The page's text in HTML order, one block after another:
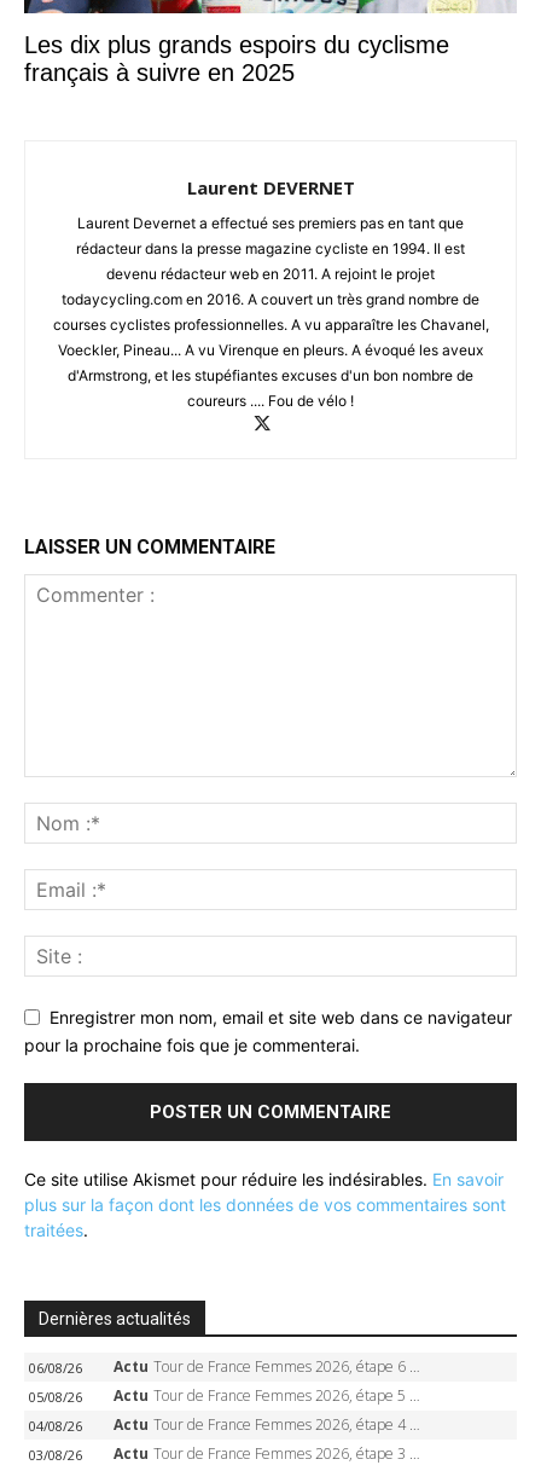
Les dix plus grands espoirs du cyclisme
français à suivre en 2025
Laurent DEVERNET
Laurent Devernet a effectué ses premiers pas en tant que
rédacteur dans la presse magazine cycliste en 1994. Il est
devenu rédacteur web en 2011. A rejoint le projet
todaycycling.com en 2016. A couvert un très grand nombre de
courses cyclistes professionnelles. A vu apparaître les Chavanel,
Voeckler, Pineau... A vu Virenque en pleurs. A évoqué les aveux
d'Armstrong, et les stupéfiantes excuses d'un bon nombre de
coureurs .... Fou de vélo !
LAISSER UN COMMENTAIRE
Enregistrer mon nom, email et site web dans ce navigateur
pour la prochaine fois que je commenterai.
Ce site utilise Akismet pour réduire les indésirables. En savoir
plus sur la façon dont les données de vos commentaires sont
traitées.
Dernières actualités
06/08/26 Actu Tour de France Femmes 2026, étape 6 – Kim Le Court-Pienaar gagne à Tournon, Reusser en jaune
05/08/26 Actu Tour de France Femmes 2026, étape 5 – Demi Vollering gagne à Belleville, Reusser en jaune, Ferrand-Prévot coule
04/08/26 Actu Tour de France Femmes 2026, étape 4 – Marlen Reusser écrase le chrono, Ferrand-Prévot en crise
03/08/26 Actu Tour de France Femmes 2026, étape 3 – Sigrid Haugset en solitaire, 88 km d’échappée, maillot jaune